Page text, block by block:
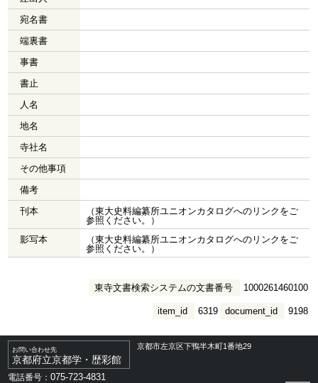
宛名書
端裏書
事書
書止
人名
地名
寺社名
その他事項
備考
刊本
（東大史料編纂所ユニオンカタログへのリンクをご
参照ください。）
影写本
（東大史料編纂所ユニオンカタログへのリンクをご
参照ください。）
東寺文書検索システムの文書番号 1000261460100
document_id 9198
item_id 6319
お問い合わせ先
京都府立京都学・歴彩館
京都市左京区下鴨半木町1番地29
電話番号：075-723-4831